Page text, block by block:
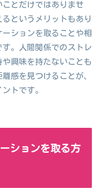
とだけではありませ
というメリットもあり
ションを取ることや相
。人間関係でのストレ
興味を持たないことも
感を見つけることが、
トです。
ションを取る方